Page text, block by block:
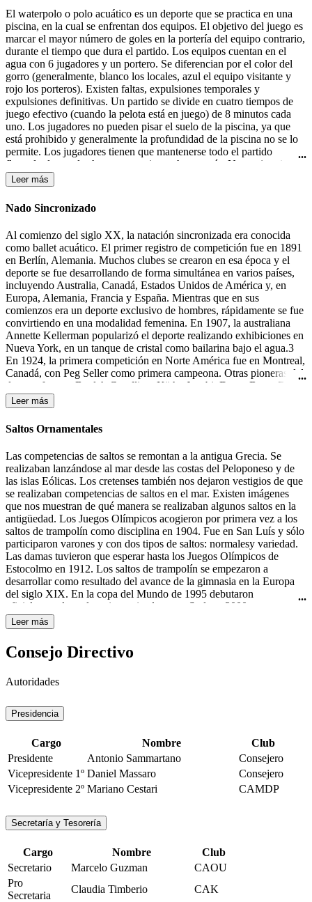
1908, se creo la Federación Internacional de Natación (FINA). El
estilo mariposa fue desarrollado en la década de 1930 y fue en un
primer momento una variante del estilo braza, hasta que fue
aceptado como un estilo independiente en 1952.
El waterpolo o polo acuático es un deporte que se practica en una
piscina, en la cual se enfrentan dos equipos. El objetivo del juego es
marcar el mayor número de goles en la portería del equipo contrario,
durante el tiempo que dura el partido. Los equipos cuentan en el
agua con 6 jugadores y un portero. Se diferencian por el color del
gorro (generalmente, blanco los locales, azul el equipo visitante y
rojo los porteros). Existen faltas, expulsiones temporales y
expulsiones definitivas. Un partido se divide en cuatro tiempos de
juego efectivo (cuando la pelota está en juego) de 8 minutos cada
uno. Los jugadores no pueden pisar el suelo de la piscina, ya que
está prohibido y generalmente la profundidad de la piscina no se lo
permite. Los jugadores tienen que mantenerse todo el partido
flotando, lo que les hace consumir mucha energía. Un equipo tiene
30 segundos de posesión de la pelota para efectuar un lanzamiento a
la portería contraria.
Leer más
Nado Sincronizado
Al comienzo del siglo XX, la natación sincronizada era conocida
como ballet acuático. El primer registro de competición fue en 1891
en Berlín, Alemania. Muchos clubes se crearon en esa época y el
deporte se fue desarrollando de forma simultánea en varios países,
incluyendo Australia, Canadá, Estados Unidos de América y, en
Europa, Alemania, Francia y España. Mientras que en sus
comienzos era un deporte exclusivo de hombres, rápidamente se fue
convirtiendo en una modalidad femenina. En 1907, la australiana
Annette Kellerman popularizó el deporte realizando exhibiciones en
Nueva York, en un tanque de cristal como bailarina bajo el agua.3
En 1924, la primera competición en Norte América fue en Montreal,
Canadá, con Peg Seller como primera campeona. Otras pioneras del
deporte fueron: Beulah Gundling, Käthe Jacobi, Dawn Bean, Billie
MacKellar, Teresa Anderson y Gail Johnson. Muchas de las
competiciones de esos días todavía se desarrollaban en lagos y ríos.
Durante los años 30 del siglo XX tuvieron lugar las primeras
competiciones en Alemania, Canadá y los Estados Unidos.4 En
Mermaids" ("Las Sirenas Modernas"), para Feria Mundial en
Chicago, el cual el presentador lo anunció como "natación
sincronizada". Ésta fue la primera mención a este término, aunque
Curtis todavía usaba el nombre "rhythmic swimming" (natación
rítmica) en su libro Rhythmic Swimming: A Source Book of
Synchronized Swimming and Water Pageantry (Minneapolis:
Burgess Publishing Co., 1936). A pesar de esto, fue en Estados
Unidos de América donde obtuvo mayor importancia y
trascendencia con las películas de Esther Williams, famosa actriz de
Hollywood y nadadora. A ella se le atribuye ser la gran impulsora de
este deporte, por haberlo hecho famoso en sus películas de los años
40 y 50 del siglo XX, haciéndolo llegar a todo el mundo. La
Juegos Olímpicos de Los Ángeles en 1984.
Leer más
Saltos Ornamentales
Las competencias de saltos se remontan a la antigua Grecia. Se
realizaban lanzándose al mar desde las costas del Peloponeso y de
las islas Eólicas. Los cretenses también nos dejaron vestigios de que
se realizaban competencias de saltos en el mar. Existen imágenes
que nos muestran de qué manera se realizaban algunos saltos en la
antigüedad. Los Juegos Olímpicos acogieron por primera vez a los
saltos de trampolín como disciplina en 1904. Fue en San Luís y sólo
participaron varones y con dos tipos de saltos: normalesy variedad.
Las damas tuvieron que esperar hasta los Juegos Olímpicos de
Estocolmo en 1912. Los saltos de trampolín se empezaron a
desarrollar como resultado del avance de la gimnasia en la Europa
del siglo XIX. En la copa del Mundo de 1995 debutaron
oficialmente los saltos sincronizados y en Sydney 2000 se
estrenaron como disciplina olímpica.
Leer más
Consejo Directivo
Autoridades
Presidencia
Cargo Nombre
Club
Presidente
Antonio Sammartano
Consejero
Vicepresidente 1º Daniel Massaro
Consejero
Vicepresidente 2º Mariano Cestari CAMDP
Secretaría y Tesorería
Cargo Nombre
Club
Secretario
Marcelo Guzman
CAOU
Pro
Secretaria
Claudia Timberio
CAK